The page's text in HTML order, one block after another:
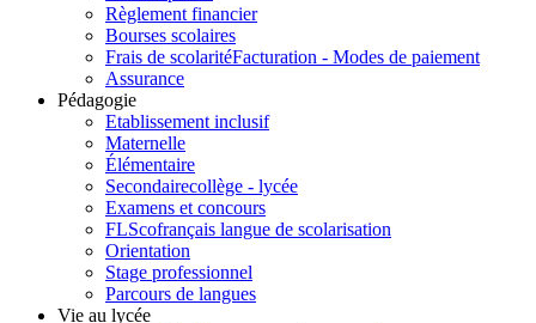
Règlement financier
Bourses scolaires
Frais de scolaritéFacturation - Modes de paiement
Assurance
Pédagogie
Etablissement inclusif
Maternelle
Élémentaire
Secondairecollège - lycée
Examens et concours
FLScofrançais langue de scolarisation
Orientation
Stage professionnel
Parcours de langues
Vie au lycée